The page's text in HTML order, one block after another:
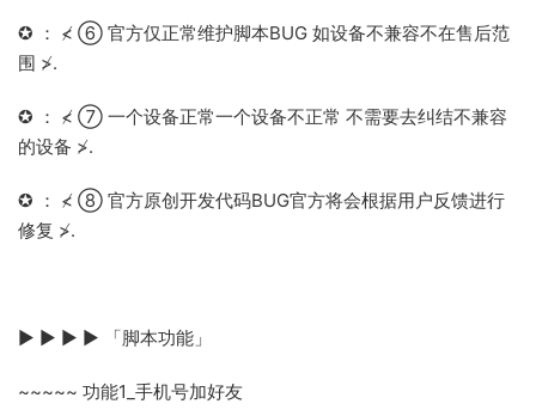
✪ ： ≮ ⑥ 官方仅正常维护脚本BUG 如设备不兼容不在售后范
围 ≯.
✪ ： ≮ ⑦ 一个设备正常一个设备不正常 不需要去纠结不兼容
的设备 ≯.
✪ ： ≮ ⑧ 官方原创开发代码BUG官方将会根据用户反馈进行
修复 ≯.
▶ ▶ ▶ ▶ 「脚本功能」
~~~~~ 功能1_手机号加好友